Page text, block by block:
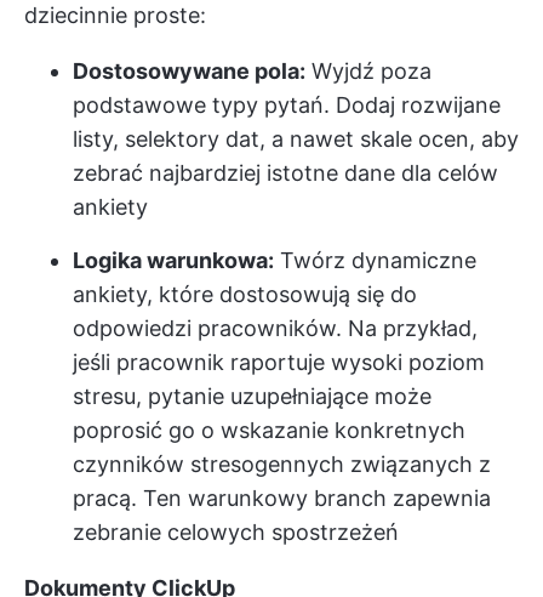
dziecinnie proste:
Dostosowywane pola: Wyjdź poza
podstawowe typy pytań. Dodaj rozwijane
listy, selektory dat, a nawet skale ocen, aby
zebrać najbardziej istotne dane dla celów
ankiety
Logika warunkowa: Twórz dynamiczne
ankiety, które dostosowują się do
odpowiedzi pracowników. Na przykład,
jeśli pracownik raportuje wysoki poziom
stresu, pytanie uzupełniające może
poprosić go o wskazanie konkretnych
czynników stresogennych związanych z
pracą. Ten warunkowy branch zapewnia
zebranie celowych spostrzeżeń
Dokumenty ClickUp